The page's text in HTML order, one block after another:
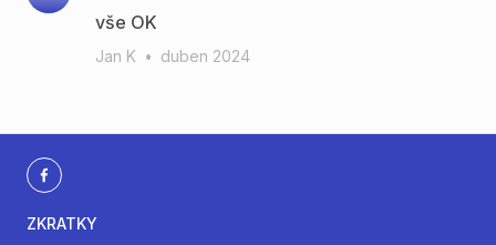
vše OK
Jan K • duben 2024
ZKRATKY